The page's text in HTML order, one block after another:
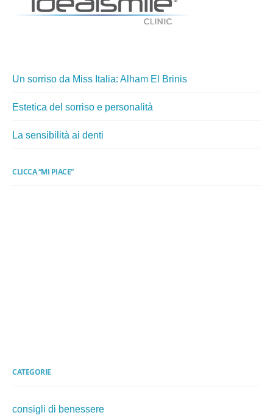
Un sorriso da Miss Italia: Alham El Brinis
Estetica del sorriso e personalità
La sensibilità ai denti
CLICCA “MI PIACE”
CATEGORIE
consigli di benessere